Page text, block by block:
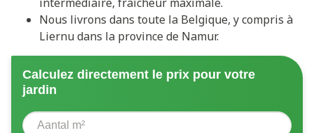
Nous livrons dans toute la Belgique, y compris à
Liernu dans la province de Namur.
Calculez directement le prix pour votre
jardin